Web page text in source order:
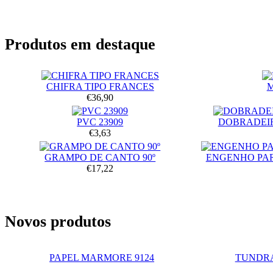
Produtos em destaque
CHIFRA TIPO FRANCES
€36,90
PVC 23909
€3,63
GRAMPO DE CANTO 90º
€17,22
ENGENHO
Novos produtos
PAPEL MARMORE 9124